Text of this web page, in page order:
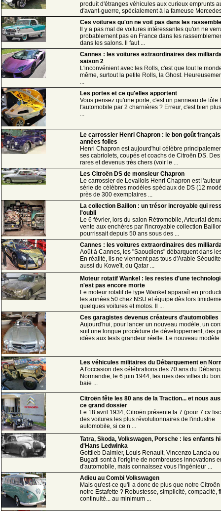
produit d'étranges véhicules aux curieux emprunts
d'avant-guerre, spécialement à la fameuse
Ces voitures qu'on ne voit pas dans les
Il y a pas mal de voitures intéressantes qu'on ne
probablement pas en France dans les
dans les salons. Il faut ...
Cannes : les voitures extraordinaires des
saison 2
L'inconvénient avec les Rolls, c'est que tout le
même, surtout la petite Rolls, la Ghost.
...
Les portes et ce qu'elles apportent
Vous pensez qu'une porte, c'est un panneau de tôle
l'automobile par 2 charnières ? Erreur, c'est bien
...
Le carrossier Henri Chapron : le bon goût
années folles
Henri Chapron est aujourd'hui célèbre
ses cabriolets, coupés et coachs de Citroën DS.
rares et devenus très chers (voir le ...
Les Citroën DS de monsieur Chapron
Le carrossier de Levallois Henri Chapron est
série de célèbres modèles spéciaux de DS (12
près de 300 exemplaires ...
La collection Baillon : un trésor incroyable qui
l'oubli
Le 6 février, lors du salon Rétromobile, Artcurial
vente aux enchères par l'incroyable collection
pourrissait depuis 50 ans sous des ...
Cannes : les voitures extraordinaires des
Août à Cannes, les "Saoudiens" débarquent dans
En réalité, ils ne viennent pas tous d'Arabie
aussi du Koweït, du Qatar ...
Moteur rotatif Wankel : les restes d'une
n'est pas encore morte
Le moteur rotatif de type Wankel apparaît en
les années 50 chez NSU et équipe dès lors
quelques voitures et motos. Il ...
Ces garagistes devenus créateurs d'automobiles
Aujourd'hui, pour lancer un nouveau modèle, un
suit une longue procédure de développement, des
idées aux tests grandeur réelle. Le nouveau modèle
Les véhicules militaires du Débarquement en
A l'occasion des célébrations des 70 ans du
Normandie, le 6 juin 1944, les rues des villes du
baie ...
Citroën fête les 80 ans de la Traction... et nous
ce grand dossier
Le 18 avril 1934, Citroën présente la 7 (pour 7 cv
des voitures les plus révolutionnaires de l'industrie
automobile, si ce n ...
Tatra, Skoda, Volkswagen, Porsche : les enfants
d'Hans Ledwinka
Gottlieb Daimler, Louis Renault, Vincenzo Lancia ou
Bugatti sont à l'origine de nombreuses innovations
d'automobile, mais connaissez vous l'ingénieur ...
Adieu au Combi Volkswagen
Mais qu'est-ce qu'il a donc de plus que notre
notre Estafette ? Robustesse, simplicité, compacité,
continuité... au minimum ...